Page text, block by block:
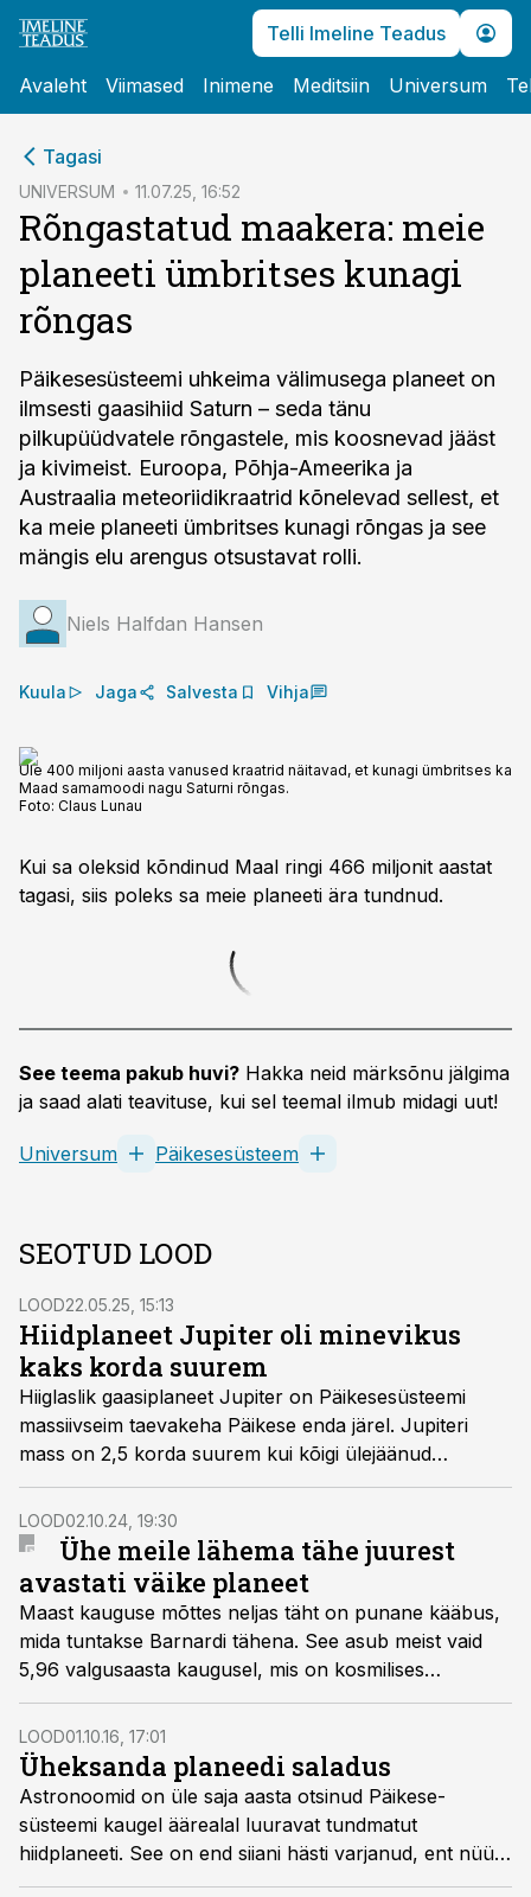
Telli Imeline Teadus
Avaleht Viimased Inimene Meditsiin Universum
Tagasi
UNIVERSUM 11.07.25, 16:52
Rõngastatud maakera: meie
planeeti ümbritses kunagi
rõngas
Päikesesüsteemi uhkeima välimusega planeet on
ilmsesti gaasihiid Saturn – seda tänu
pilkupüüdvatele rõngastele, mis koosnevad jääst
ja kivimeist. Euroopa, Põhja-Ameerika ja
Austraalia meteoriidi­kraatrid kõnelevad sellest, et
ka meie planeeti ümbritses kunagi rõngas ja see
mängis elu arengus otsustavat rolli.
Niels Halfdan Hansen
Kuula Jaga Salvesta Vihja
Üle 400 miljoni aasta vanused kraatrid näitavad, et kunagi ümbritses ka
Maad samamoodi nagu Saturni rõngas.
Foto: Claus Lunau
Kui sa oleksid kõndinud Maal ringi 466 miljonit aastat
tagasi, siis poleks sa meie planeeti ära tundnud.
See teema pakub huvi? Hakka neid märksõnu jälgima
ja saad alati teavituse, kui sel teemal ilmub midagi uut!
Universum Päikesesüsteem
SEOTUD LOOD
LOOD22.05.25, 15:13
Hiidplaneet Jupiter oli minevikus
kaks korda suurem
Hiiglaslik gaasiplaneet Jupiter on Päikesesüsteemi
massiivseim taevakeha Päikese enda järel. Jupiteri
mass on 2,5 korda suurem kui kõigi ülejäänud
planeetide oma kokku. Nüüd avastasid teadlased uusi
arvutusi tehes, et oma ammustel aegadel võis niigi
hiiglaslik planeet olla lausa kuni 2,5 korda suurem kui
praegu.
LOOD02.10.24, 19:30
Ühe meile lähema tähe juurest
avastati väike planeet
Maast kauguse mõttes neljas täht on punane kääbus,
mida tuntakse Barnardi tähena. See asub meist vaid
5,96 valgusaasta kaugusel, mis on kosmilises
kontekstis praktiliselt siinsamas. Tähe ümbert orbiidilt
on leitud väike planeet.
LOOD01.10.16, 17:01
Üheksanda planeedi saladus
Astronoomid on üle saja aasta otsinud Päikese­
süsteemi kaugel äärealal luuravat tundmatut
hiidplaneeti. See on end siiani hästi varjanud, ent nüüd
usuvad kaks Ameerika Ühendriikide teadlast, et on